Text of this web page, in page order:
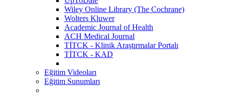
Wiley Online Library (The Cochrane)
Wolters Kluwer
Academic Journal of Health
ACH Medical Journal
TİTCK - Klinik Araştırmalar Portalı
TİTCK - KAD
Eğitim Videoları
Eğitim Sunumları